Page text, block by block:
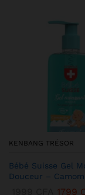
KENBANG TRÉSOR
Bébé Suisse Gel
Douceur –
1799